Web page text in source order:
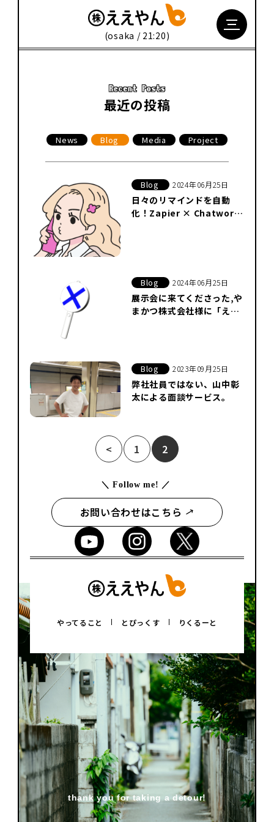
(osaka / 21:20)
最近の投稿
News Blog Media Project
Blog 2024年06月25日
日々のリマインドを自動
化！Zapier × Chatwork
Blog 2024年06月25日
展示会に来てくださった,や
まかつ株式会社様に「ええ
Blog 2023年09月25日
弊社社員ではない、山中彰
太による面談サービス。
< 1 2
お問い合わせはこちら
＼ Follow me! ／
やってること とぴっくす りくるーと
thank you for taking a detour!